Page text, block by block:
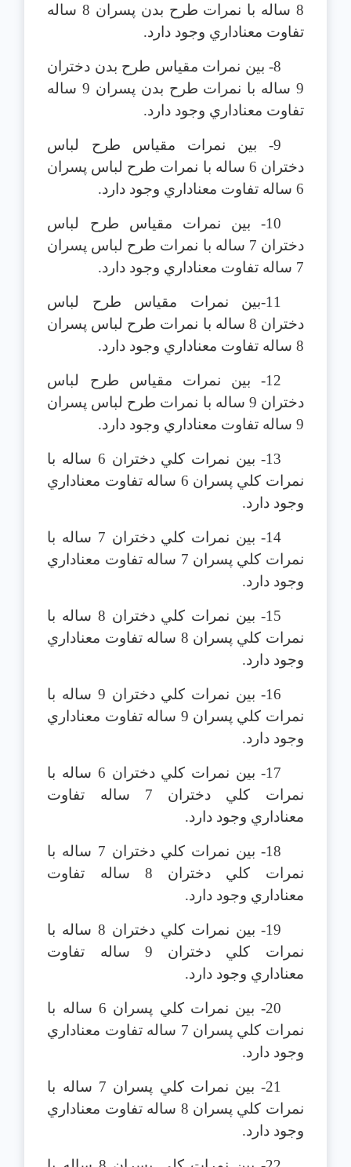
8 ساله با نمرات طرح بدن پسران 8 ساله
تفاوت معناداري وجود دارد.
8- بين نمرات مقياس طرح بدن دختران
9 ساله با نمرات طرح بدن پسران 9 ساله
تفاوت معناداري وجود دارد.
9- بين نمرات مقياس طرح لباس
دختران 6 ساله با نمرات طرح لباس پسران
6 ساله تفاوت معناداري وجود دارد.
10- بين نمرات مقياس طرح لباس
دختران 7 ساله با نمرات طرح لباس پسران
7 ساله تفاوت معناداري وجود دارد.
11-بين نمرات مقياس طرح لباس
دختران 8 ساله با نمرات طرح لباس پسران
8 ساله تفاوت معناداري وجود دارد.
12- بين نمرات مقياس طرح لباس
دختران 9 ساله با نمرات طرح لباس پسران
9 ساله تفاوت معناداري وجود دارد.
13- بين نمرات كلي دختران 6 ساله با
نمرات كلي پسران 6 ساله تفاوت معناداري
وجود دارد.
14- بين نمرات كلي دختران 7 ساله با
نمرات كلي پسران 7 ساله تفاوت معناداري
وجود دارد.
15- بين نمرات كلي دختران 8 ساله با
نمرات كلي پسران 8 ساله تفاوت معناداري
وجود دارد.
16- بين نمرات كلي دختران 9 ساله با
نمرات كلي پسران 9 ساله تفاوت معناداري
وجود دارد.
17- بين نمرات كلي دختران 6 ساله با
نمرات كلي دختران 7 ساله تفاوت
معناداري وجود دارد.
18- بين نمرات كلي دختران 7 ساله با
نمرات كلي دختران 8 ساله تفاوت
معناداري وجود دارد.
19- بين نمرات كلي دختران 8 ساله با
نمرات كلي دختران 9 ساله تفاوت
معناداري وجود دارد.
20- بين نمرات كلي پسران 6 ساله با
نمرات كلي پسران 7 ساله تفاوت معناداري
وجود دارد.
21- بين نمرات كلي پسران 7 ساله با
نمرات كلي پسران 8 ساله تفاوت معناداري
وجود دارد.